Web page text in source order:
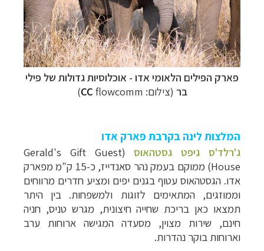
פארק הפילים הלאומי אדו - אוכלוסיות גדולות של פילי
בר (צילום: CC flowcomm)
המלצות לינה בקרבת פארק אדו
ג'רלד'ס גיפט גסטהאוס (
Gerald's Gift Guest
House
) ממוקם בעמק נהר סאנדייז, כ-15 ק"מ מפארק
אדו. הגסטהאוס עטוף בגנים יפים ומציע חדרים מרווחים
וממוזגים, המתאימים לזוגות ולמשפחות. בין היתר
תמצאו כאן בריכת שחייה חיצונית, מגרש טניס, חניה
חינם, שירות מצוין, מסעדה המגישה ארוחות ערב
וארוחות בוקר נהדרות.